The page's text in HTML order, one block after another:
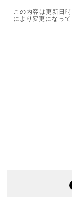
この内容は更新日
により変更になっ